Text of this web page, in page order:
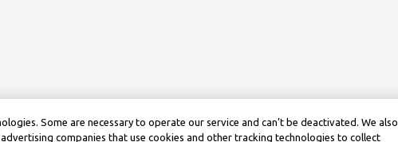
Some are necessary to operate our service and can’t be deactivated. We also
companies that use cookies and other tracking technologies to collect